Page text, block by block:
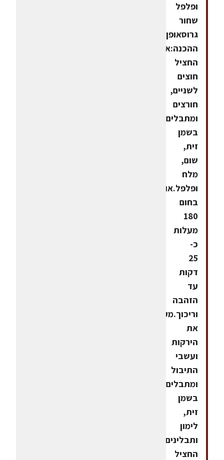
ופלפל
שחור
גרוסאופן
ההכנה:את
החציל
חוצים
לשניים,
חורצים
ומתבלים
בשמן
זית,
שום,
מלח
ופלפל.אופים
בחום
180
מעלות
כ-
25
דקות
עד
הזהבה
וריכוך.מערבבים
את
הירקות
ועשבי
התיבול
ומתבלים
בשמן
זית,
לימון
ותבלינים.את
החציל